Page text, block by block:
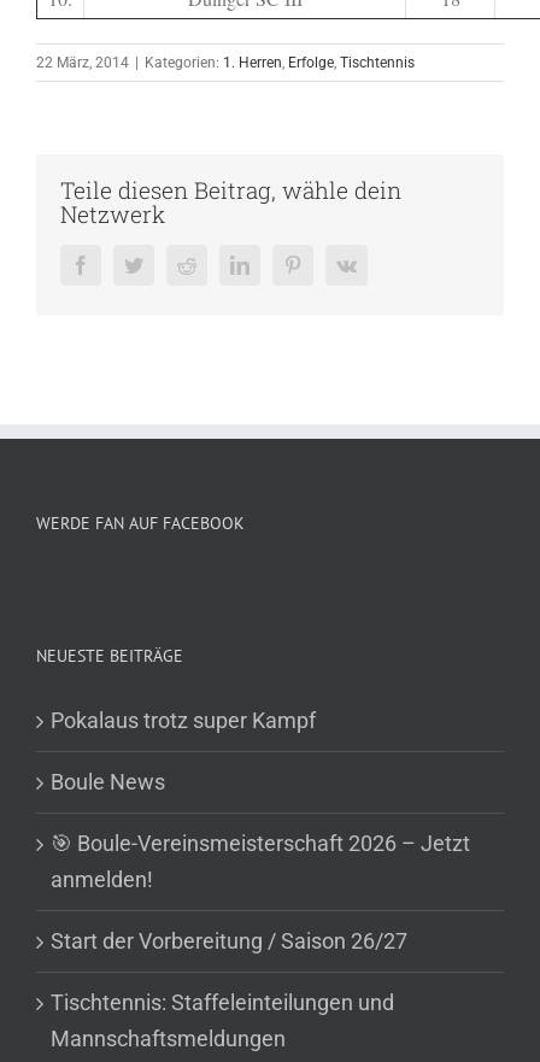
22 März, 2014 | Kategorien: 1. Herren Erfolge Tischtennis
Teile diesen Beitrag, wähle dein
Netzwerk
FacebookTwitterRedditLinkedInPinterestVk
WERDE FAN AUF FACEBOOK
NEUESTE BEITRÄGE
Pokalaus trotz super Kampf
Boule News
🎯 Boule-Vereinsmeisterschaft 2026 – Jetzt
anmelden!
Start der Vorbereitung / Saison 26/27
Tischtennis: Staffeleinteilungen und
Mannschaftsmeldungen